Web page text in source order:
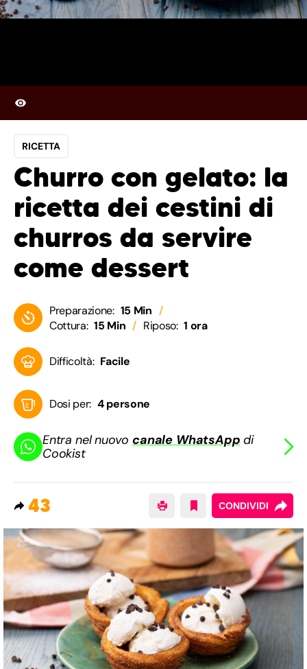
RICETTA
Churro con gelato: la
ricetta dei cestini di
churros da servire
come dessert
Preparazione: 15 Min
Cottura: 15 Min Riposo: 1 ora
Difficoltà: Facile
Dosi per: 4 persone
Entra nel nuovocanale WhatsApp di
Cookist
43 CONDIVIDI